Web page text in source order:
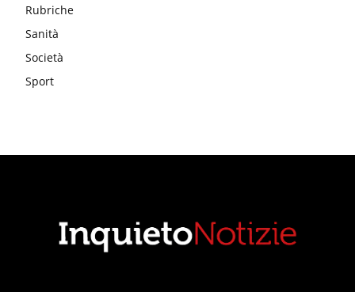
Rubriche
Sanità
Società
Sport